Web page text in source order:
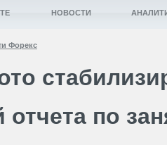
Форекс
отчета по
НОВОСТИ